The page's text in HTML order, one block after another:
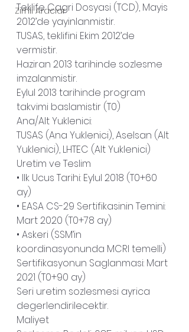
Zirhli Araclar
Teklife Cagri Dosyasi (TCD), Mayis
2012’de yayinlanmistir.
TUSAS, teklifini Ekim 2012’de
vermistir.
Haziran 2013 tarihinde sozlesme
imzalanmistir.
Eylul 2013 tarihinde program
takvimi baslamistir (T0)
Ana/Alt Yuklenici:
TUSAS (Ana Yuklenici), Aselsan (Alt
Yuklenici), LHTEC (Alt Yuklenici)
Uretim ve Teslim
• Ilk Ucus Tarihi: Eylul 2018 (T0+60
ay)
• EASA CS-29 Sertifikasinin Temini:
Mart 2020 (T0+78 ay)
• Askeri (SSM’in
koordinasyonunda MCRI temelli)
Sertifikasyonun Saglanmasi: Mart
2021 (T0+90 ay)
Seri uretim sozlesmesi ayrica
degerlendirilecektir.
Maliyet